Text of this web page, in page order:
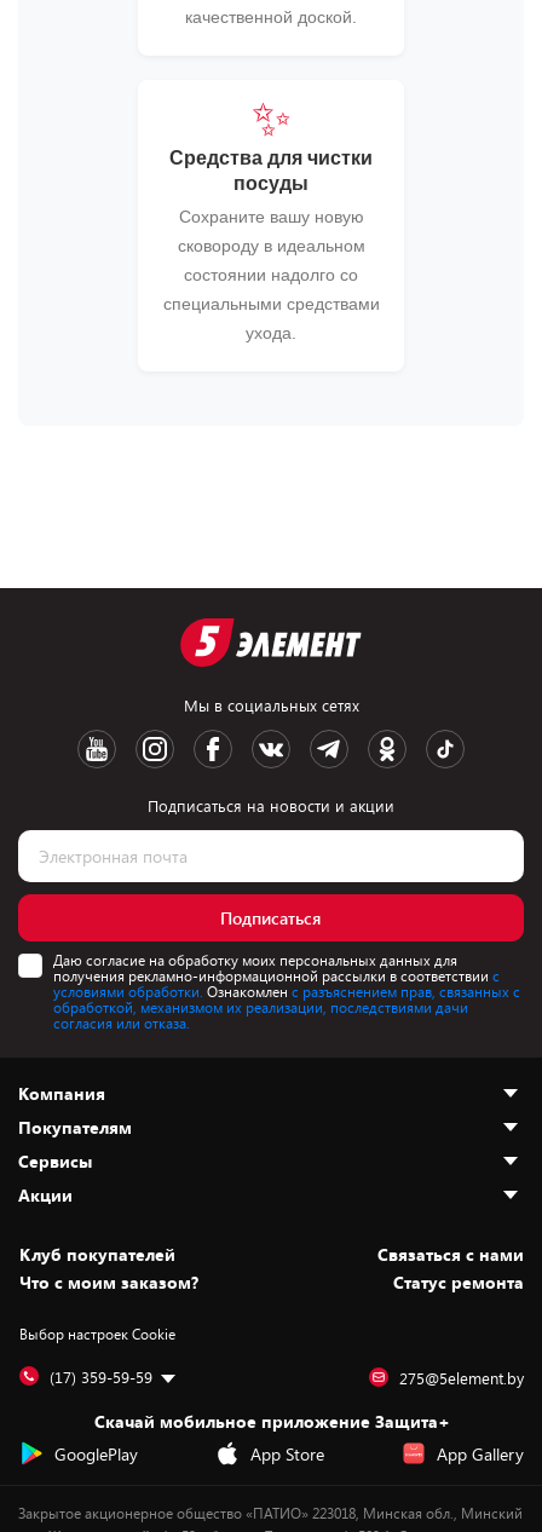
качественной доской.
✨
Средства для чистки
посуды
Сохраните вашу новую
сковороду в идеальном
состоянии надолго со
специальными средствами
ухода.
Мы в социальных сетях
Подписаться на новости и акции
Подписаться
Даю согласие на обработку моих персональных данных для
получения рекламно-информационной рассылки в соответствии с
условиями обработки. Ознакомлен с разъяснением прав, связанных с
обработкой, механизмом их реализации, последствиями дачи
согласия или отказа.
Компания
О нас
Адреса магазинов
Новости
Статьи и обзоры
Вакансии
Дай пять добру!
Покупателям
Как сделать заказ
Оплата и доставка
Безналичный расчёт
Обмен и возврат товара
Обработка персональных данных
Подарочные карты
Сервисы
Установка техники
Для игровых консолей
Для мобильных устройств
Для компьютеров
Сервисные центры
Акции
Скидки и промокоды
Белорусские товары
Бонусы
Оплата частями
Уценка
Клуб покупателей
Cвязаться с нами
Что с моим заказом?
Статус ремонта
Выбор настроек Cookie
(17) 359-59-59 275@5element.by
Скачай мобильное приложение Защита+
GooglePlay
App Store App Gallery
Закрытое акционерное общество «ПАТИО» 223018, Минская обл., Минский